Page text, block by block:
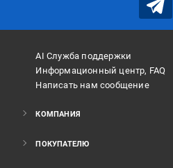
AI Служба поддержки
Информационный центр, FAQ
Написать нам сообщение
КОМПАНИЯ
ПОКУПАТЕЛЮ